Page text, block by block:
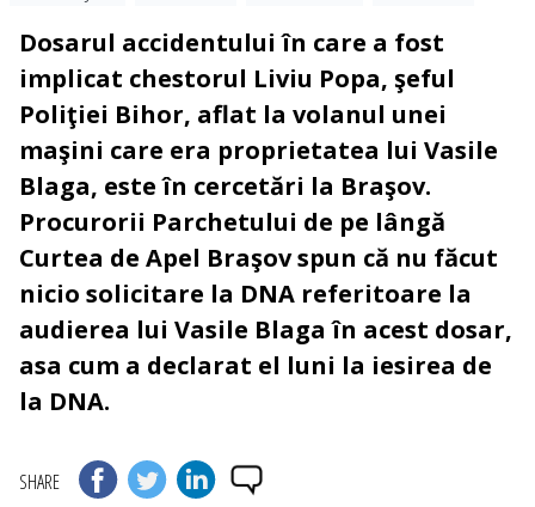
Dosarul accidentului în care a fost
implicat chestorul Liviu Popa, şeful
Poliţiei Bihor, aflat la volanul unei
maşini care era proprietatea lui Vasile
Blaga, este în cercetări la Braşov.
Procurorii Parchetului de pe lângă
Curtea de Apel Braşov spun că nu făcut
nicio solicitare la DNA referitoare la
audierea lui Vasile Blaga în acest dosar,
asa cum a declarat el luni la iesirea de
la DNA.
SHARE